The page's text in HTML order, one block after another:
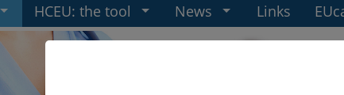
HCEU: the tool News Links